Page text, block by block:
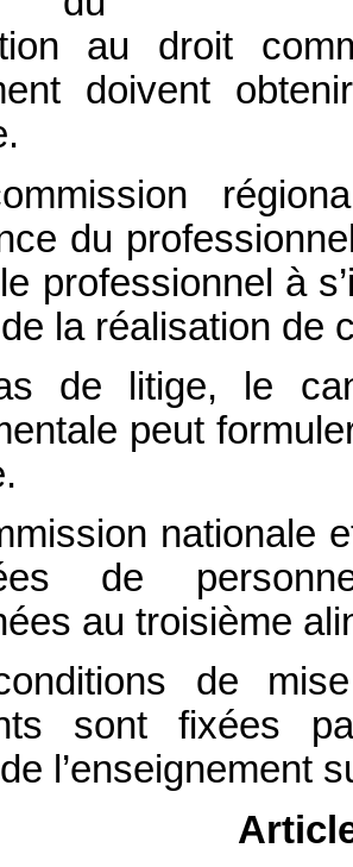
au droit
doivent
du
professionnel à
de la réalisation de
de litige, le
peut
nationale
de
au troisième
de
sont fixées
l’enseignement